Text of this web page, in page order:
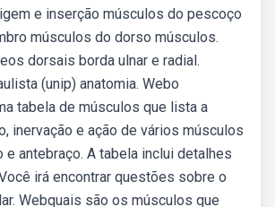
e inserção músculos do pescoço
músculos do dorso músculos.
dorsais borda ulnar e radial.
(unip) anatomia. Webo
tabela de músculos que lista a
inervação e ação de vários músculos
e antebraço. A tabela inclui detalhes
irá encontrar questões sobre o
Webquais são os músculos que